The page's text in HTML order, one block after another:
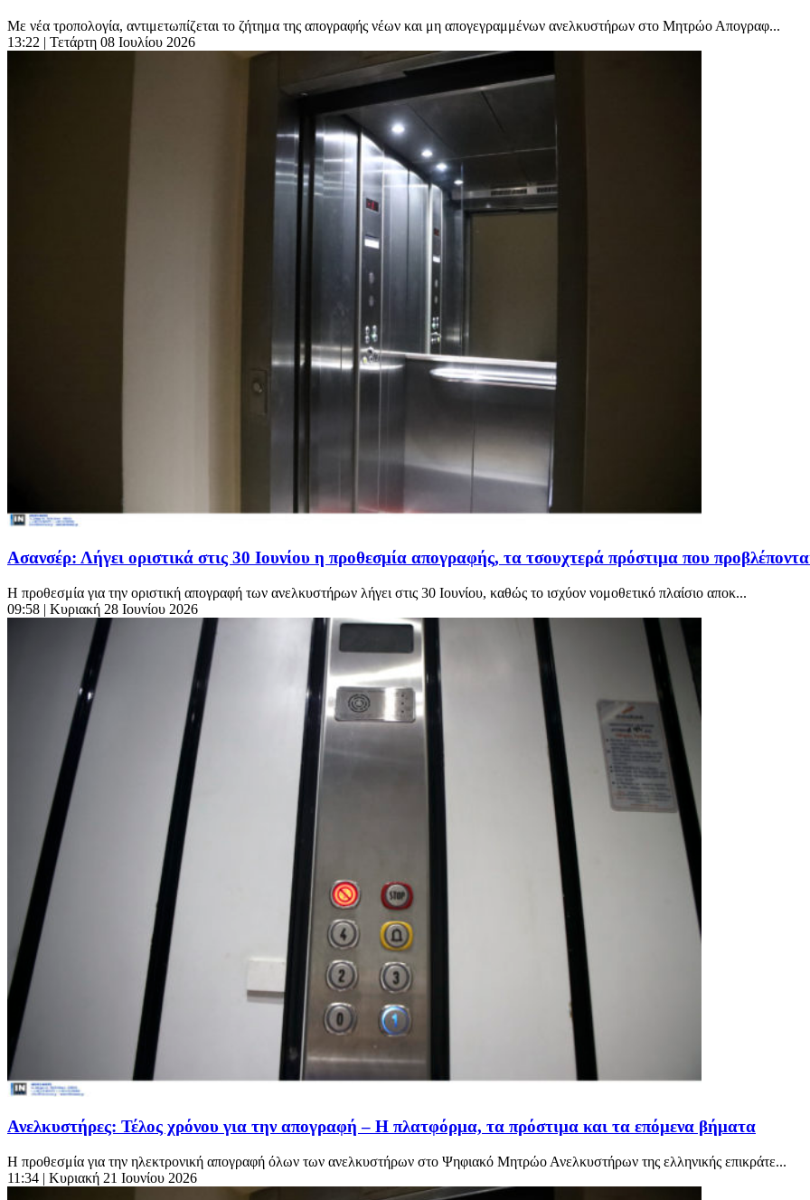
Με νέα τροπολογία, αντιμετωπίζεται το ζήτημα της απογραφής νέων και μη απογεγραμμένων ανελκυστήρων στο Μητρώο Απογραφ...
13:22 | Τετάρτη 08 Ιουλίου 2026
Ασανσέρ: Λήγει οριστικά στις 30 Ιουνίου η προθεσμία απογραφής, τα τσουχτερά πρόστιμα που
Η προθεσμία για την οριστική απογραφή των ανελκυστήρων λήγει στις 30 Ιουνίου, καθώς το ισχύον νομοθετικό πλαίσιο αποκ...
09:58 | Κυριακή 28 Ιουνίου 2026
Ανελκυστήρες: Τέλος χρόνου για την απογραφή – Η πλατφόρμα, τα πρόστιμα και τα επόμενα βήματα
Η προθεσμία για την ηλεκτρονική απογραφή όλων των ανελκυστήρων στο Ψηφιακό Μητρώο Ανελκυστήρων της ελληνικής επικράτε...
11:34 | Κυριακή 21 Ιουνίου 2026